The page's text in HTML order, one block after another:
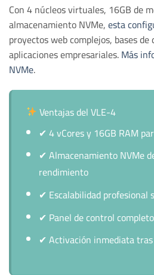
Con 4 núcleos virtuales, 16GB de
almacenamiento NVMe,esta
proyectos web complejos, bases de
aplicaciones empresariales.Más
NVMe.
Ventajas del VLE-4
✔4 vCores y 16GB RAM
✔Almacenamiento NVMe
rendimiento
✔ Escalabilidad profesional
✔ Panel de control
✔Activación inmediata